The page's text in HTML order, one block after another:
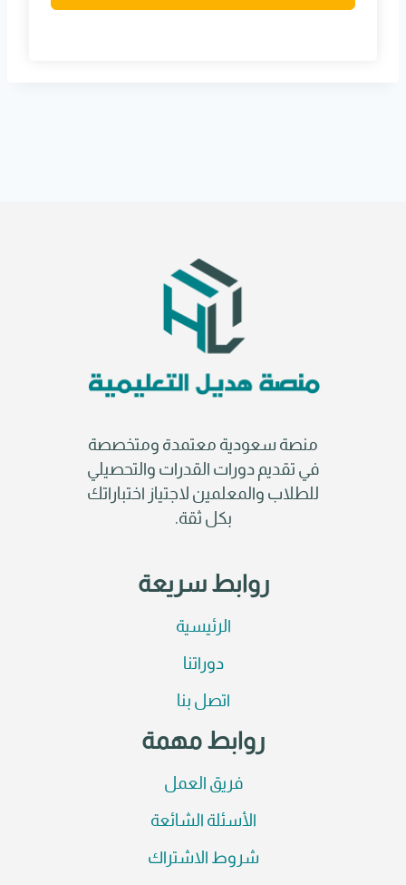
l
منصة سعودية معتمدة ومتخصصة
في تقديم دورات القدرات والتحصيلي
للطلاب والمعلمين لاجتياز اختباراتك
بكل ثقة.
روابط سريعة
الرئيسية
دوراتنا
اتصل بنا
روابط مهمة
فريق العمل
الأسئلة الشائعة
شروط الاشتراك